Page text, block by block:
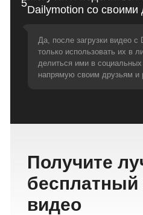
5
Dailymotion со своими
Да, после загрузки видео
только использовать их в
делиться ими в
напрямую своим друзьям и
Получите
бесплатный
видео